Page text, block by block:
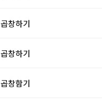
곱창하기
곱창하기
곱창함기